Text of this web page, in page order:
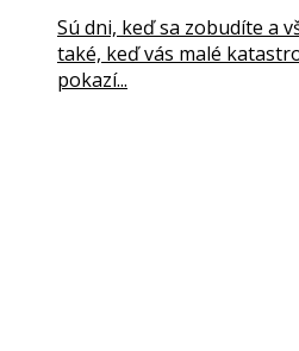
Sú dni, keď sa zobudíte a
také, keď vás malé
pokazí...